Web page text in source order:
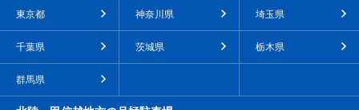
東京都 神奈川県 埼玉県
千葉県 茨城県 栃木県
群馬県